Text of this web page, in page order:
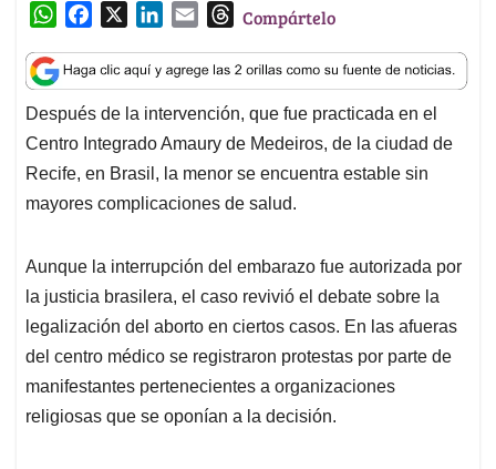
W
a
t
s
A
p
p
c
e
b
o
o
k
n
k
e
d
I
n
a
i
l
T
r
e
a
d
s
Compártelo
Después de la intervención, que fue practicada en el
Centro Integrado Amaury de Medeiros, de la ciudad de
Recife, en Brasil, la menor se encuentra estable sin
mayores complicaciones de salud.
Aunque la interrupción del embarazo fue autorizada por
la justicia brasilera, el caso revivió el debate sobre la
legalización del aborto en ciertos casos. En las afueras
del centro médico se registraron protestas por parte de
manifestantes pertenecientes a organizaciones
religiosas que se oponían a la decisión.